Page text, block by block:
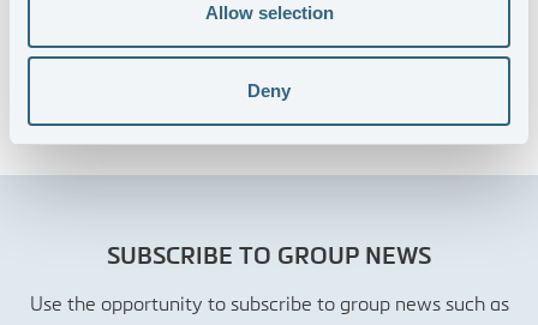
Allow selection
Deny
Go back
SUBSCRIBE TO GROUP NEWS
Use the opportunity to subscribe to group news such as